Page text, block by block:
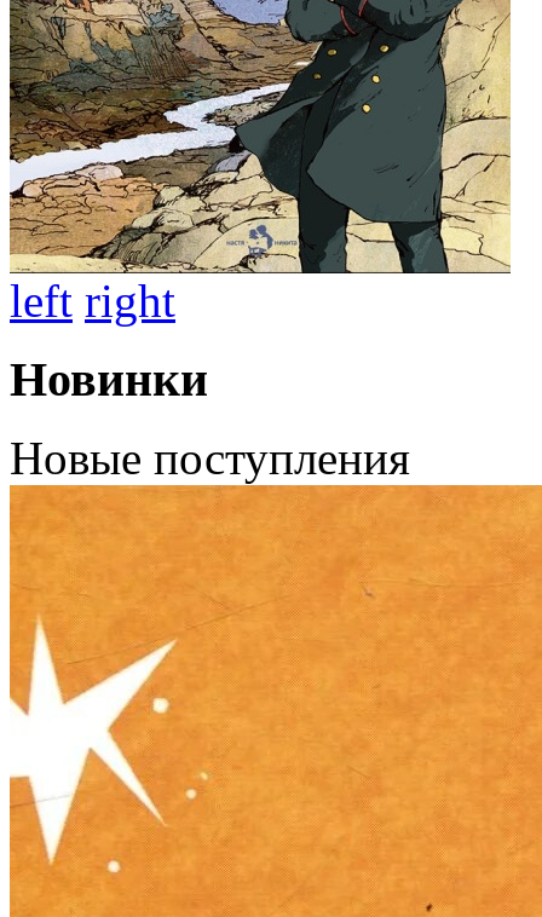
left right
Новинки
Новые поступления